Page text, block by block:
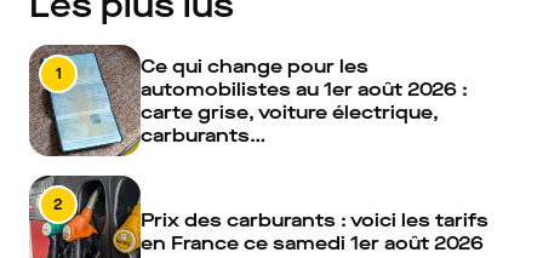
1
Ce qui change pour les
automobilistes au 1er août 2026 :
carte grise, voiture électrique,
carburants…
2
Prix des carburants : voici les tarifs
en France ce samedi 1er août 2026